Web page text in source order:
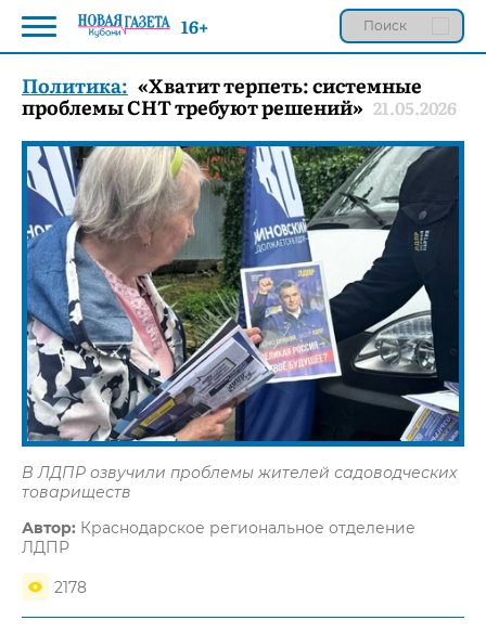
Политика: «Хватит терпеть: системные
проблемы СНТ требуют решений» 21.05.2026
В ЛДПР озвучили проблемы жителей садоводческих
товариществ
Автор: Краснодарское региональное отделение
ЛДПР
2178
16+